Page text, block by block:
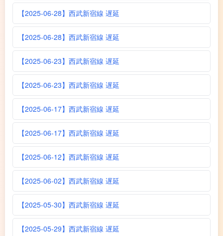
【2025-06-28】西武新宿線 遅延
【2025-06-28】西武新宿線 遅延
【2025-06-23】西武新宿線 遅延
【2025-06-23】西武新宿線 遅延
【2025-06-17】西武新宿線 遅延
【2025-06-17】西武新宿線 遅延
【2025-06-12】西武新宿線 遅延
【2025-06-02】西武新宿線 遅延
【2025-05-30】西武新宿線 遅延
【2025-05-29】西武新宿線 遅延